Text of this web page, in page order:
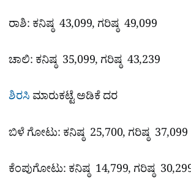
ರಾಶಿ: ಕನಿಷ್ಠ 43,099, ಗರಿಷ್ಠ 49,099
ಚಾಲಿ: ಕನಿಷ್ಠ 35,099, ಗರಿಷ್ಠ 43,239
ಶಿರಸಿ ಮಾರುಕಟ್ಟೆ ಅಡಿಕೆ ದರ
ಬಿಳೆ ಗೋಟು: ಕನಿಷ್ಠ 25,700, ಗರಿಷ್ಠ 37,099
ಕೆಂಪುಗೋಟು: ಕನಿಷ್ಠ 14,799, ಗರಿಷ್ಠ